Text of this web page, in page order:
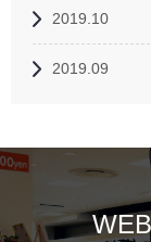
2019.10
2019.09